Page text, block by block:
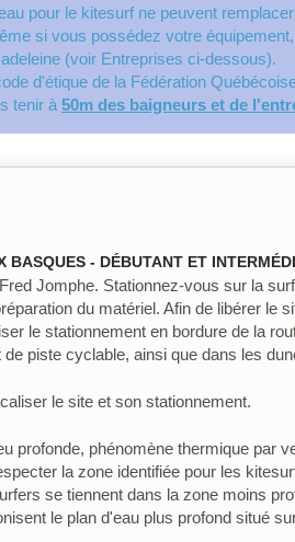
pour le kitesurf ne peuvent
si vous possédez votre
(voir Entreprises ci-dessous).
d'étique de la Fédération
tenir à 50m des baigneurs et de
BASQUES - DÉBUTANT ET
Jomphe. Stationnez-vous sur la
du matériel. Afin de libérer le
le stationnement en bordure de la
piste cyclable, ainsi que dans les
le site et son stationnement.
profonde, phénomène thermique par
la zone identifiée pour les
se tiennent dans la zone moins
le plan d'eau plus profond situé